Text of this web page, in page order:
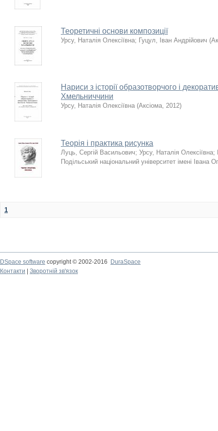
Теоретичні основи композиції
Урсу, Наталія Олексіївна; Гуцул, Іван Андрійович (
Нариси з історії образотворчого і
Хмельниччини
Урсу, Наталія Олексіївна (Аксіома, 2012)
Теорія і практика рисунка
Луць, Сергій Васильович; Урсу, Наталія Олексіївна;
Подільський національний університет імені Івана
1
DSpace software copyright © 2002-2016
DuraSpace
Контакти
Зворотній зв'язок